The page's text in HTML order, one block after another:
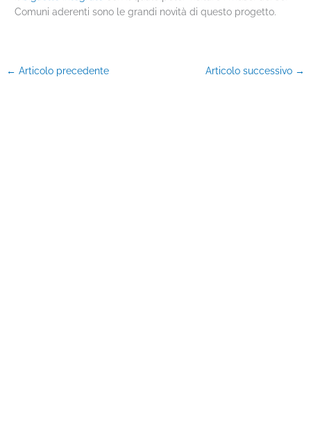
Comuni aderenti sono le grandi novità di questo progetto.
← Articolo precedente Articolo successivo →